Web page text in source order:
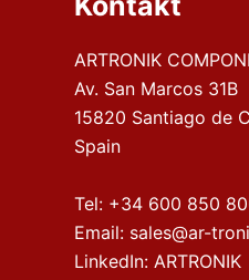
ARTRONIK
Av. San Marcos 31B
15820 Santiago de
Spain
Tel: +34 600 850
Email: sales@ar-
LinkedIn:ARTRONIK